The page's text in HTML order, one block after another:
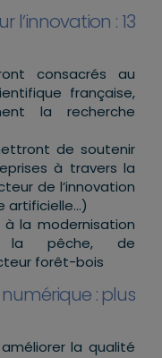
l’innovation : 13
consacrés au
française,
la recherche
de soutenir
à travers la
de l’innovation
artificielle…)
à la modernisation
la pêche, de
forêt-bois
numérique : plus
la qualité